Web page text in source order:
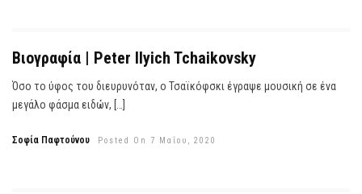
Βιογραφία | Peter Ilyich Tchaikovsky
Όσο το ύφος του διευρυνόταν, ο Τσαϊκόφσκι έγραψε μουσική σε ένα
μεγάλο φάσμα ειδών, […]
Σοφία Παφτούνου Posted On 7 Μαΐου, 2020